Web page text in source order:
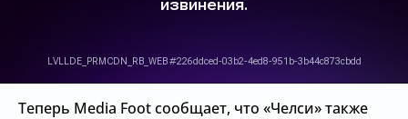
Теперь Media Foot сообщает, что «Челси» также